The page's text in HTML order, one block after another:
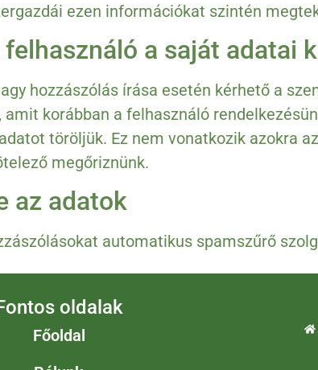
ezen információkat szintén
a saját adatai
hozzászólás írása esetén kérhető a
korábban a felhasználó
töröljük. Ez nem vonatkozik azokra
megőriznünk.
az adatok
automatikus spamszűrő
oldalak
Főoldal